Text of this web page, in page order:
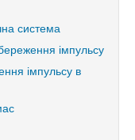
система
імпульсу
імпульсу в